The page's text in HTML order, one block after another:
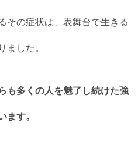
その症状は、表舞台で生きる
ました。
も多くの人を魅了し続けた強
ます。